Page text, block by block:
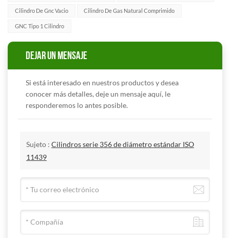
Cilindro De Gnc Vacio Cilindro De Gas Natural Comprimido
GNC Tipo 1 Cilindro
DEJAR UN MENSAJE
Si está interesado en nuestros productos y desea
conocer más detalles, deje un mensaje aquí, le
responderemos lo antes posible.
Sujeto : Cilindros serie 356 de diámetro estándar ISO
11439